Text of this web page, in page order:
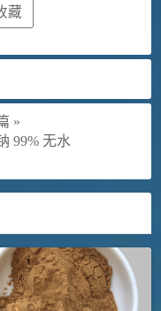
藏
»
99% 无水